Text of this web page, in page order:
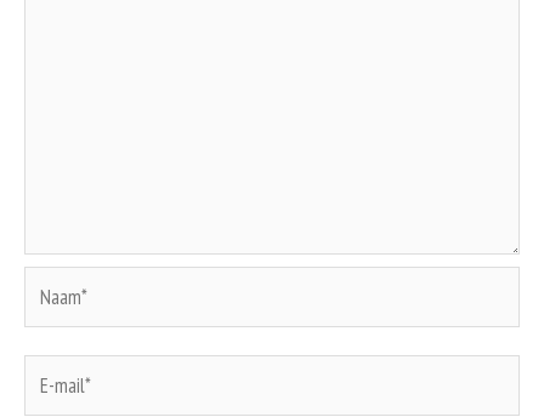
mail*